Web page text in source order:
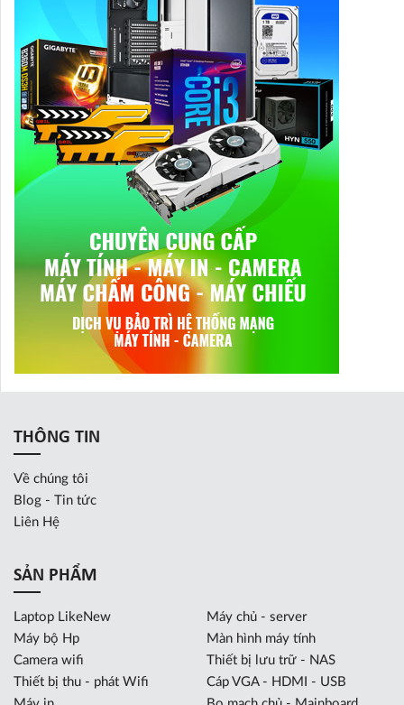
THÔNG TIN
Về chúng tôi
Blog - Tin tức
Liên Hệ
SẢN PHẨM
Laptop LikeNew
Máy chủ - server
Máy bộ Hp
Màn hình máy tính
Camera wifi
Thiết bị lưu trữ - NAS
Thiết bị thu - phát Wifi
Cáp VGA - HDMI - USB